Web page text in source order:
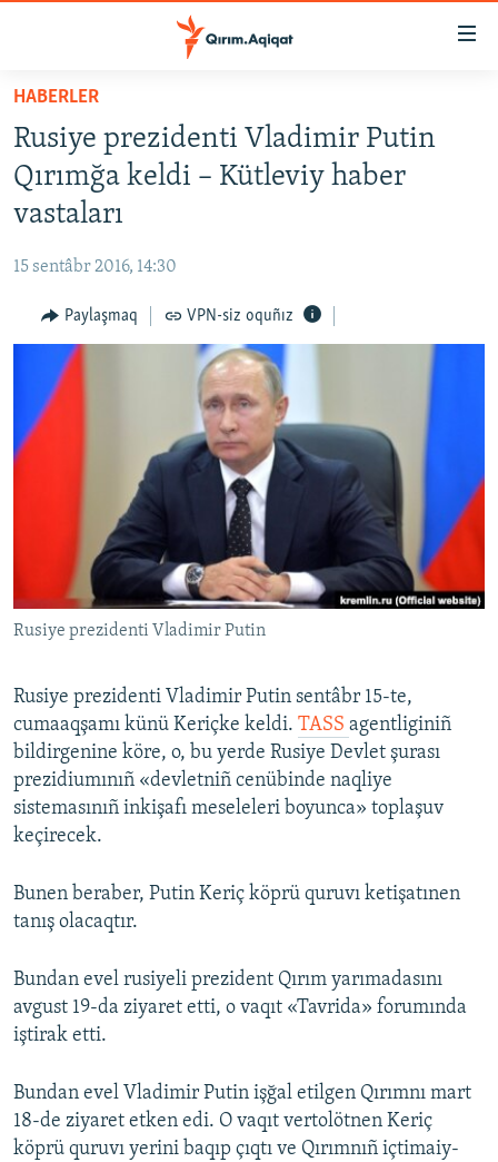
Esas
qaytmaq
Baş
navigatsiyağa
qaytmaq
Qıdıruvğa
SİYASET
İQTİSADİYAT
MEDENİYET
İNSAN AQLARI
VİDEO
SÜRET
BLOGLAR
Українською
QOŞULIÑIZ!
RFE/RS bütün saytları
HABERLER
Rusiye prezidenti Vladimir Putin
Qırımğa keldi – Kütleviy haber
vastaları
15 sentâbr 2016, 14:30
Paylaşmaq VPN-siz oquñız
Rusiye prezidenti Vladimir Putin
Rusiye prezidenti Vladimir Putin sentâbr 15-te,
cumaaqşamı künü Keriçke keldi. TASS agentliginiñ
bildirgenine köre, o, bu yerde Rusiye Devlet şurası
prezidiumınıñ «devletniñ cenübinde naqliye
sistemasınıñ inkişafı meseleleri boyunca» toplaşuv
keçirecek.
Bunen beraber, Putin Keriç köprü quruvı ketişatınen
tanış olacaqtır.
Bundan evel rusiyeli prezident Qırım yarımadasını
avgust 19-da ziyaret etti, o vaqıt «Tavrida» forumında
iştirak etti.
Bundan evel Vladimir Putin işğal etilgen Qırımnı mart
18-de ziyaret etken edi. O vaqıt vertolötnen Keriç
köprü quruvı yerini baqıp çıqtı ve Qırımnıñ içtimaiy-